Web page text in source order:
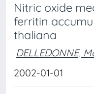
Nitric oxide
ferritin
thaliana
DELLEDONNE,
2002-01-01